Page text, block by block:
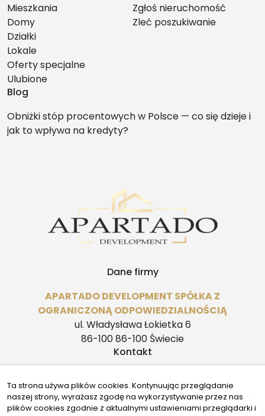
Mieszkania
Domy
Działki
Lokale
Oferty specjalne
Ulubione
Zgłoś nieruchomość
Zleć poszukiwanie
Blog
Obniżki stóp procentowych w Polsce — co się dzieje i
jak to wpływa na kredyty?
Dane firmy
APARTADO DEVELOPMENT SPÓŁKA Z
OGRANICZONĄ ODPOWIEDZIALNOŚCIĄ
ul. Władysława Łokietka 6
86-100 86-100 Świecie
Kontakt
504504470 | 690599492
Znajdziesz nas tu
Ta strona używa plików cookies. Kontynuując przeglądanie
naszej strony, wyrażasz zgodę na wykorzystywanie przez nas
plików cookies zgodnie z aktualnymi ustawieniami przeglądarki i